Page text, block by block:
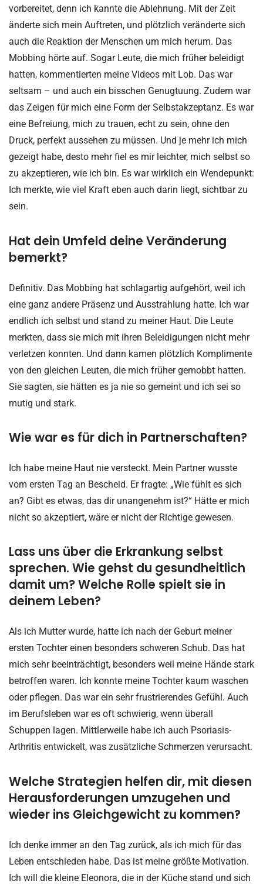
vorbereitet, denn ich kannte die Ablehnung. Mit der Zeit
änderte sich mein Auftreten, und plötzlich veränderte sich
auch die Reaktion der Menschen um mich herum. Das
Mobbing hörte auf. Sogar Leute, die mich früher beleidigt
hatten, kommentierten meine Videos mit Lob. Das war
seltsam – und auch ein bisschen Genugtuung. Zudem war
das Zeigen für mich eine Form der Selbstakzeptanz. Es war
eine Befreiung, mich zu trauen, echt zu sein, ohne den
Druck, perfekt aussehen zu müssen. Und je mehr ich mich
gezeigt habe, desto mehr fiel es mir leichter, mich selbst so
zu akzeptieren, wie ich bin. Es war wirklich ein Wendepunkt:
Ich merkte, wie viel Kraft eben auch darin liegt, sichtbar zu
sein.
Hat dein Umfeld deine Veränderung
bemerkt?
Definitiv. Das Mobbing hat schlagartig aufgehört, weil ich
eine ganz andere Präsenz und Ausstrahlung hatte. Ich war
endlich ich selbst und stand zu meiner Haut. Die Leute
merkten, dass sie mich mit ihren Beleidigungen nicht mehr
verletzen konnten. Und dann kamen plötzlich Komplimente
von den gleichen Leuten, die mich früher gemobbt hatten.
Sie sagten, sie hätten es ja nie so gemeint und ich sei so
mutig und stark.
Wie war es für dich in Partnerschaften?
Ich habe meine Haut nie versteckt. Mein Partner wusste
vom ersten Tag an Bescheid. Er fragte: „Wie fühlt es sich
an? Gibt es etwas, das dir unangenehm ist?“ Hätte er mich
nicht so akzeptiert, wäre er nicht der Richtige gewesen.
Lass uns über die Erkrankung selbst
sprechen. Wie gehst du gesundheitlich
damit um? Welche Rolle spielt sie in
deinem Leben?
Als ich Mutter wurde, hatte ich nach der Geburt meiner
ersten Tochter einen besonders schweren Schub. Das hat
mich sehr beeinträchtigt, besonders weil meine Hände stark
betroffen waren. Ich konnte meine Tochter kaum waschen
oder pflegen. Das war ein sehr frustrierendes Gefühl. Auch
im Berufsleben war es oft schwierig, wenn überall
Schuppen lagen. Mittlerweile habe ich auch Psoriasis-
Arthritis entwickelt, was zusätzliche Schmerzen verursacht.
Welche Strategien helfen dir, mit diesen
Herausforderungen umzugehen und
wieder ins Gleichgewicht zu kommen?
Ich denke immer an den Tag zurück, als ich mich für das
Leben entschieden habe. Das ist meine größte Motivation.
Ich will die kleine Eleonora, die in der Küche stand und sich